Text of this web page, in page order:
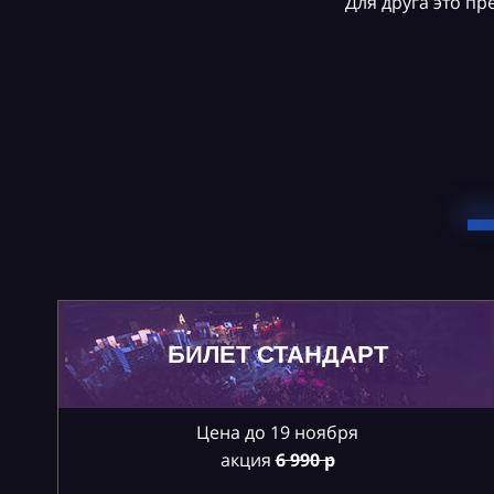
БИЛЕТ СТАНДАРТ
Цена до 19 ноября
акция 6990 р